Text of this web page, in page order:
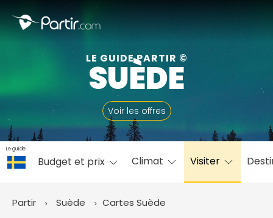
LE GUIDE PARTIR ©
SUÈDE
Voir les offres
Le guide
Budget et prix Climat Visiter
Partir Suède Cartes Suède
Fermer
📍 Destinations populaires
☀️ Où partir par mois
Mai
Juin
Juillet
Août Septembre
Octobre